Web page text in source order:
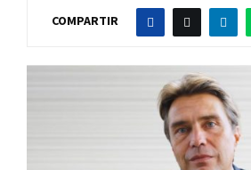
COMPARTIR